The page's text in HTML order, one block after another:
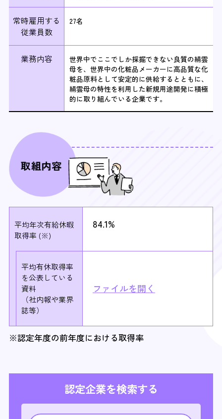
常時雇用する
従業員数
27名
業務内容
世界中でここでしか採掘できない良質の絹雲
母を、世界中の化粧品メーカーに高品質な化
粧品原料として安定的に供給するとともに、
絹雲母の特性を利用した新規用途開発に積極
的に取り組んでいる企業です。
平均年次有給休暇
取得率 (※)
84.1%
平均有休取得率
を公表している
資料
（社内報や業界
誌等）
ファイルを開く
※認定年度の前年度における取得率
認定企業を検索する